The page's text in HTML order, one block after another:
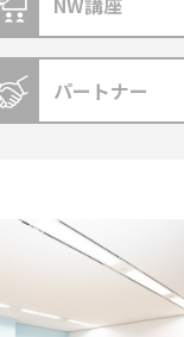
パートナー